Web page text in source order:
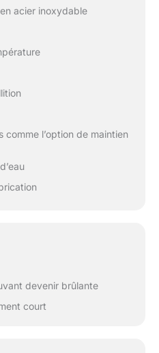
acier inoxydable
l’option de maintien
devenir brûlante
court